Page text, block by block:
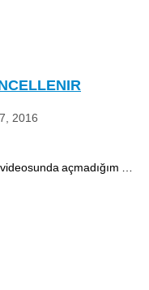
2016
videosunda açmadığım …